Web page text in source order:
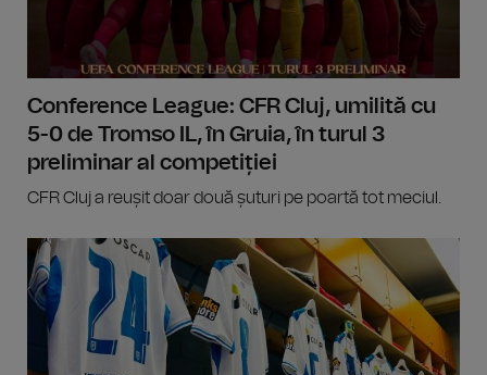
Conference League: CFR Cluj, umilită cu
5-0 de Tromso IL, în Gruia, în turul 3
preliminar al competiției
CFR Cluj a reușit doar două șuturi pe poartă tot meciul.